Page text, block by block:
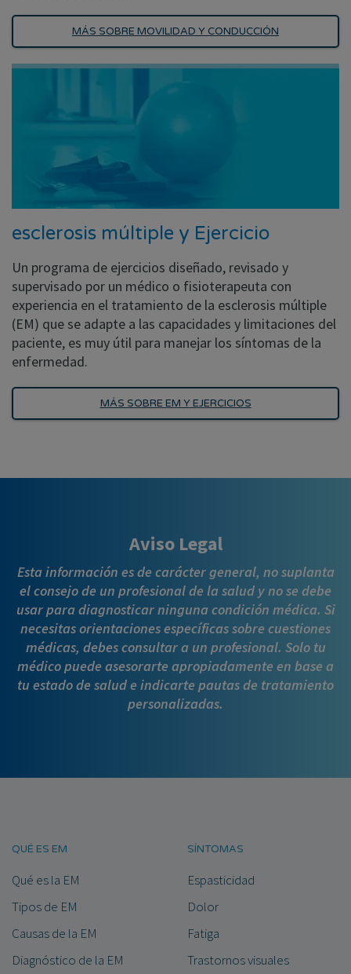
MÁS SOBRE MOVILIDAD Y CONDUCCIÓN
esclerosis múltiple y Ejercicio
Un programa de ejercicios diseñado, revisado y
supervisado por un médico o fisioterapeuta con
experiencia en el tratamiento de la esclerosis múltiple
(EM) que se adapte a las capacidades y limitaciones del
paciente, es muy útil para manejar los síntomas de la
enfermedad.
MÁS SOBRE EM Y EJERCICIOS
Aviso Legal
Esta información es de carácter general, no suplanta
el consejo de un profesional de la salud y no se debe
usar para diagnosticar ninguna condición médica. Si
necesitas orientaciones específicas sobre cuestiones
médicas, debes consultar a un profesional. Solo tu
médico puede asesorarte apropiadamente en base a
tu estado de salud e indicarte pautas de tratamiento
personalizadas.
QUÉ ES EM
Qué es la EM
Tipos de EM
Causas de la EM
Diagnóstico de la EM
SÍNTOMAS
Espasticidad
Dolor
Fatiga
Trastornos visuales